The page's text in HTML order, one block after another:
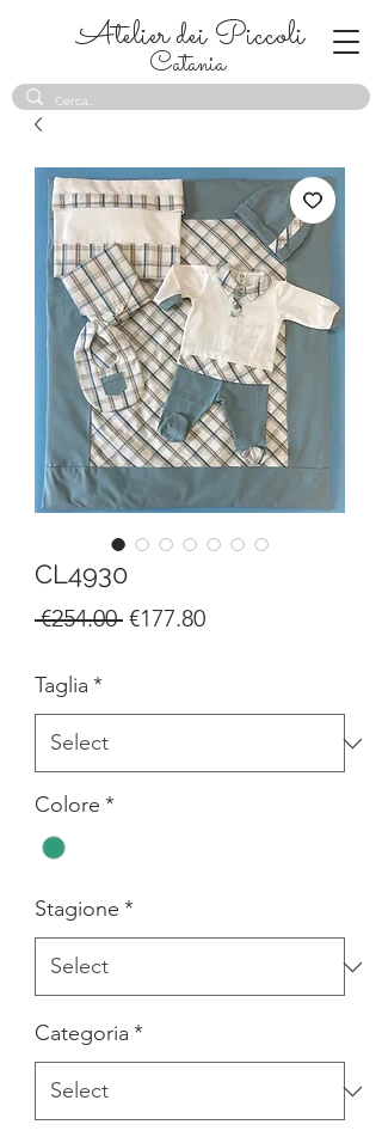
Atelier dei Piccoli
Catania
CL4930
€254.00 Regular
€177.80Sale
Taglia *
Colore *
Stagione *
Categoria *